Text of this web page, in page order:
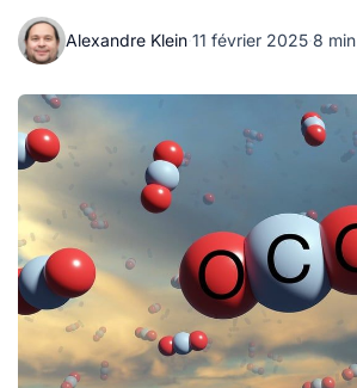
Alexandre Klein·11 février 2025·8 min